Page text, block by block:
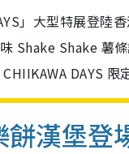
」大型特展登陸
Shake Shake 薯
DAYS
漢堡登